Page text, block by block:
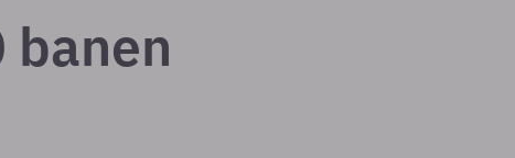
banen